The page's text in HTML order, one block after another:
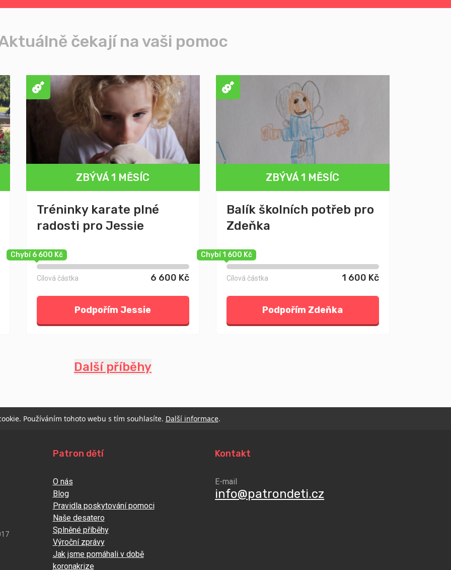
čekají na vaši pomoc
ZBÝVÁ 1 MĚSÍC
Tréninky karate plné
radosti pro Jessie
Chybí 6 600 Kč
Cílová částka 6 600 Kč
Podpořím Jessie
ZBÝVÁ 1 MĚSÍC
Balík školních potřeb pro
Zdeňka
Chybí 1 600 Kč
Cílová částka 1 600 Kč
Podpořím Zdeňka
Další příběhy
Používáním tohoto webu s tím souhlasíte. Další informace.
Patron dětí
O nás
Blog
Pravidla poskytování pomoci
Naše desatero
Splněné příběhy
Výroční zprávy
Jak jsme pomáhali v době
koronakrize
Kontakt
E-mail
info@patrondeti.cz